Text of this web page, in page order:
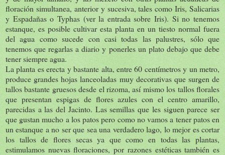
floración simultanea, anterior y sucesiva, tales como Iris, Salicarias
y Espadañas o Typhas (ver la entrada sobre Iris). Si no tenemos
estanque, es posible cultivar esta planta en un tiesto normal fuera
del agua como sucede con casi todas las palustres, sólo que
tenemos que regarlas a diario y ponerles un plato debajo que debe
tener siempre agua.
La planta es erecta y bastante alta, entre 60 centímetros y un metro,
produce grandes hojas lanceoladas muy decorativas que surgen de
tallos bastante gruesos desde el rizoma, así mismo los tallos florales
que presentan espigas de flores azules con el centro amarillo,
parecidas a las del Jacinto. Las semillas que les siguen parece ser
que gustan mucho a los patos pero como no vamos a tener patos en
un estanque a no ser que sea una verdadero lago, lo mejor es cortar
los tallos de flores secas ya que como en todas las plantas,
estimulamos nuevas floraciones, por razones estéticas también es